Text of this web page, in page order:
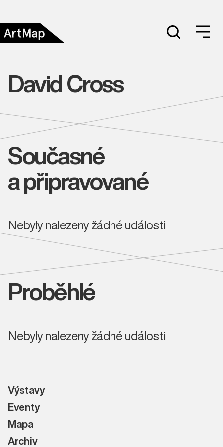
David Cross
Současné
a připravované
Nebyly nalezeny žádné události
Proběhlé
Nebyly nalezeny žádné události
Výstavy
Eventy
Mapa
Archiv